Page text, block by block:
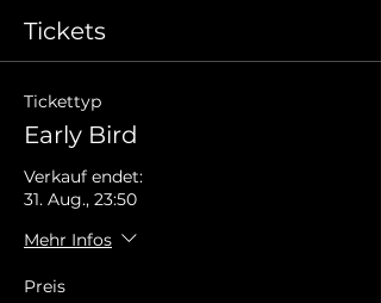
Tickets
Tickettyp
Early Bird
Verkauf endet:
31. Aug., 23:50
Mehr Infos
Preis